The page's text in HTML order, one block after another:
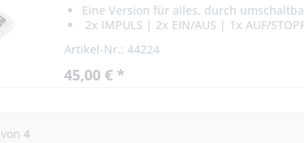
Eine Version für alles, durch
2x IMPULS | 2x EIN/AUS | 1x AUF/
Artikel-Nr.: 44224
45,00 € *
von 4